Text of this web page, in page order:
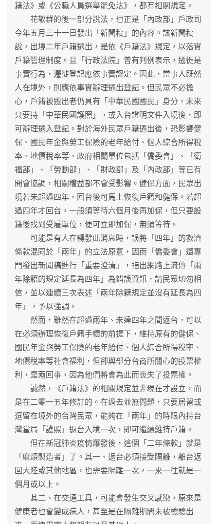
籍法》或《公職人員選舉罷免法》，都有相關規定。
花敬群的後一部分說法，也正是「內政部」戶政司
今年五月三十一日發出「新聞稿」的內容。該新聞稿
說，出境二年戶籍遷出，是依《戶籍法》規定，以落實
戶籍管理制度。且「行政法院」曾有判例表示，遷徙是
事實行為，遷徙登記應依事實認定。因此，當事人既然
人在境外，則應依事實辦理遷出登記。但民眾不必擔
心，戶籍被遷出者仍具有「中華民國國民」身分，未來
只要持「中華民國護照」，或入台證明文件入境後，即
可辦理遷入登記。對於海外民眾戶籍遷出後，恐影響健
保、國民年金與勞工保險的老年給付、個人綜合所得稅
率、地價稅率等，政府相關單位包括「僑委會」、「衛
福部」、「勞動部」、「財政部」及「內政部」等已有
開會協調，相關權益都不會受影響。健保方面，民眾出
境若未超過四年，回台後可馬上恢復戶籍和健保。若超
過四年才回台，一般須等待六個月後再加保，但只要設
籍後找到受雇單位，便可立即加保，無須等待。
可能是有人在轉發此消息時，誤將「四年」的救濟
條款混同於「兩年」的立法原意，因而「僑委會」還專
門發出新聞稿進行「重要澄清」，指出網路上流傳「兩
年除籍的規定延長為四年」為錯誤資訊，請民眾切勿相
信，並以連續三次表述「兩年除籍規定並沒有延長為四
年」，予以強調。
然而，雖然在超過兩年、未達四年之間返台，可以
在必須辦理恢復戶籍手續的前提下，維持原有的健保、
國民年金與勞工保險的老年給付、個人綜合所得稅率、
地價稅率等社會福利，但卻與部分台商所關心的投票權
利，是兩回事，因為他們將會為此而喪失了投票權。
誠然，《戶籍法》的相關規定並非現在才設立，而
是在二零一五年修訂的。在過去並無問題，只要居留或
逗留在境外的台灣民眾，能夠在「兩年」的時限內持台
灣當局「護照」返台入境一次，即可繼續維持戶籍。
但在新冠肺炎疫情爆發後，這個「二年條款」就是
「麻煩製造者」了。其一、返台必須接受隔離，離台返
回大陸或其他地區，也需要隔離一次，一來一往就是一
個月或以上。
其二、在交通工具，可能會發生交叉感染，原來是
健康者也會變成病人，甚至是在隔離期間未被檢驗出